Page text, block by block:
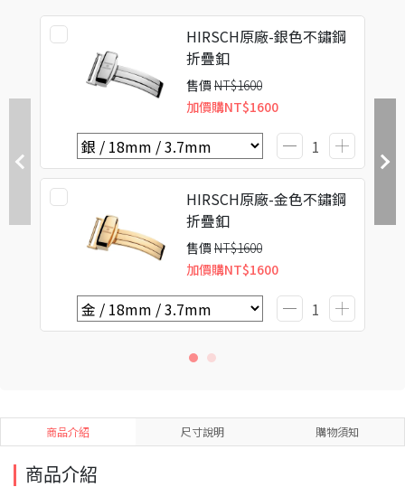
HIRSCH原廠-銀色不鏽鋼
折疊釦
售價 NT$1600
加價購NT$1600
HIRSCH原廠-金色不鏽鋼
折疊釦
售價 NT$1600
加價購NT$1600
商品介紹 尺寸說明 購物須知
商品介紹